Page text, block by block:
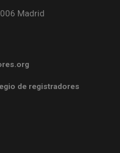
Madrid
de registradores
(abre en ventana nueva)